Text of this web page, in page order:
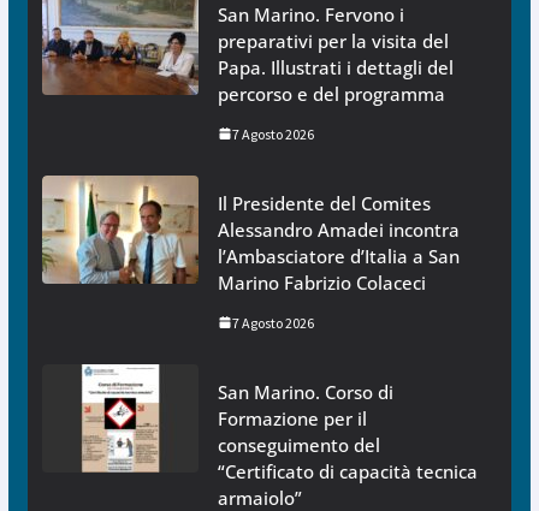
San Marino. Fervono i
preparativi per la visita del
Papa. Illustrati i dettagli del
percorso e del programma
7 Agosto 2026
Il Presidente del Comites
Alessandro Amadei incontra
l’Ambasciatore d’Italia a San
Marino Fabrizio Colaceci
7 Agosto 2026
San Marino. Corso di
Formazione per il
conseguimento del
“Certificato di capacità tecnica
armaiolo”